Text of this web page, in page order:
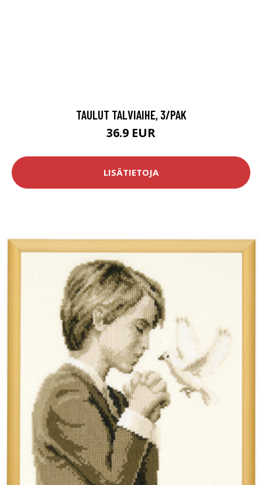
TAULUT TALVIAIHE, 3/PAK
36.9 EUR
LISÄTIETOJA